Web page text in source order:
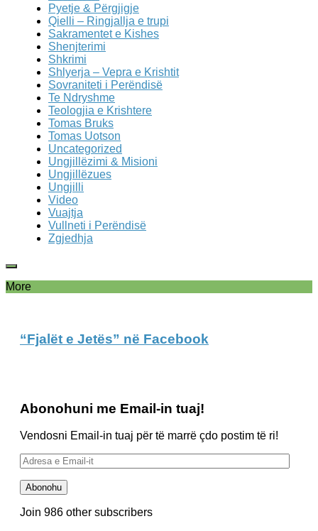
Pyetje & Përgjigje
Qielli – Ringjallja e trupi
Sakramentet e Kishes
Shenjterimi
Shkrimi
Shlyerja – Vepra e Krishtit
Sovraniteti i Perëndisë
Te Ndryshme
Teologjia e Krishtere
Tomas Bruks
Tomas Uotson
Uncategorized
Ungjillëzimi & Misioni
Ungjillëzues
Ungjilli
Video
Vuajtja
Vullneti i Perëndisë
Zgjedhja
More
“Fjalët e Jetës” në Facebook
Abonohuni me Email-in tuaj!
Vendosni Email-in tuaj për të marrë çdo postim të ri!
Adresa
e
Email-
it
Abonohu
Join 986 other subscribers